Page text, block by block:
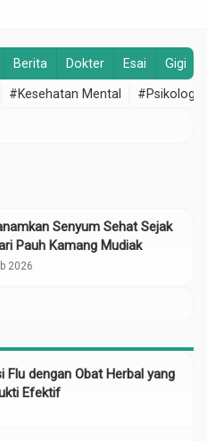
Berita Dokter Esai Gigi
#Kesehatan Mental #Psikologi
Senyum Sehat Sejak
Pauh Kamang Mudiak
2026
Flu dengan Obat Herbal yang
Efektif